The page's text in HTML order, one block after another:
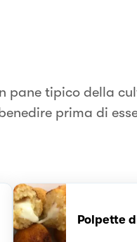
pane tipico della
prima di
Polpette